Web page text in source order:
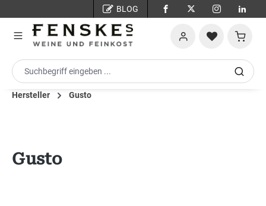
BLOG
Hersteller Gusto
Gusto